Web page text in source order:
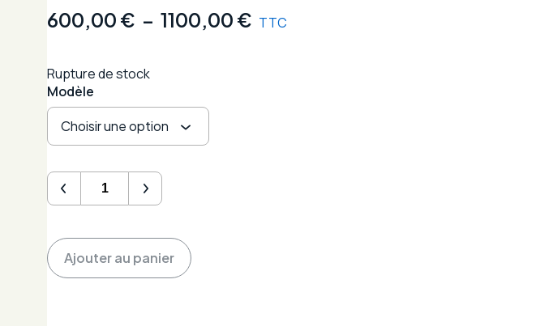
600,00 € – 1100,00 € Plage
TTC
Rupture de stock
Modèle
Choisir une option
quantité
de
MQI
GT
Ajouter au panier